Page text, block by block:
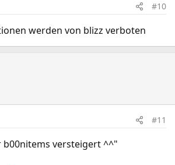
#10
werden von blizz verboten
#11
b00nitems versteigert ^^"